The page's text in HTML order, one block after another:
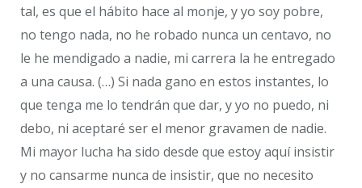
tal, es que el hábito hace al monje, y yo soy pobre,
no tengo nada, no he robado nunca un centavo, no
le he mendigado a nadie, mi carrera la he entregado
a una causa. (…) Si nada gano en estos instantes, lo
que tenga me lo tendrán que dar, y yo no puedo, ni
debo, ni aceptaré ser el menor gravamen de nadie.
Mi mayor lucha ha sido desde que estoy aquí insistir
y no cansarme nunca de insistir, que no necesito